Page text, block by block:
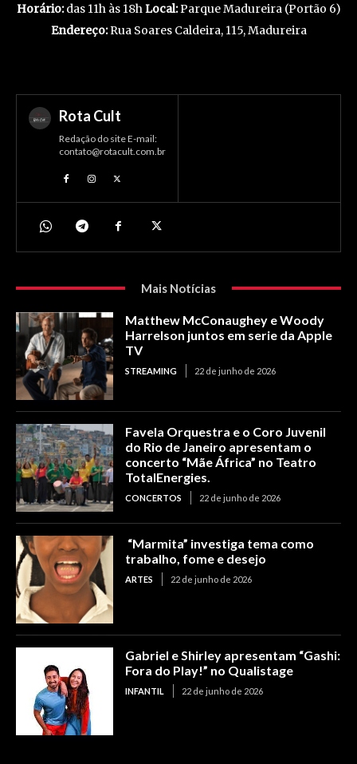
Horário:das 11h às 18h Local:Parque Madureira (Portão 6)
Endereço:Rua Soares Caldeira, 115, Madureira
Rota Cult
Redação do site E-mail:
contato@rotacult.com.br
Mais Notícias
Matthew McConaughey e Woody
Harrelson juntos em serie da Apple
TV
STREAMING 22 de junho de 2026
Favela Orquestra e o Coro Juvenil
do Rio de Janeiro apresentam o
concerto “Mãe África” no Teatro
TotalEnergies.
CONCERTOS 22 de junho de 2026
“Marmita” investiga tema como
trabalho, fome e desejo
ARTES 22 de junho de 2026
Gabriel e Shirley apresentam “Gashi:
Fora do Play!” no Qualistage
INFANTIL 22 de junho de 2026